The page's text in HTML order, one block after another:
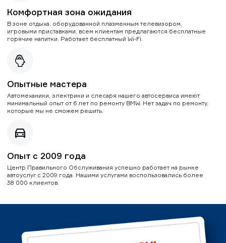
Комфортная зона ожидания
В зоне отдыха, оборудованной плазменным телевизором,
игровыми приставками, всем клиентам предлагаются бесплатные
горячие напитки. Работает бесплатный Wi-Fi.
Опытные мастера
Автомеханики, электрики и слесаря нашего автосервиса имеют
минимальный опыт от 6 лет по ремонту BMW. Нет задач по ремонту,
которые мы не сможем решить.
Опыт с 2009 года
Центр Правильного Обслуживания успешно работает на рынке
автоуслуг с 2009 года. Нашими услугами воспользовались более
38 000 клиентов.